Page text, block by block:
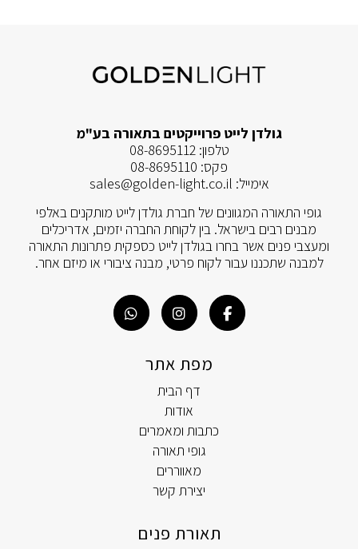
גולדן לייט פרוייקטים בתאורה בע"מ
טלפון:08-8695112
פקס: 08-8695110
אימייל: sales@golden-light.co.il
גופי התאורה המגוונים של חברת גולדן לייט מותקנים באלפי
מבנים רבים בישראל. בין לקוחת החברה יזמים, אדריכלים
ומעצבי פנים אשר בחרו בגולדן לייט כספקית פתרונות התאורה
למבנה שתכננו עבור לקוח פרטי, מבנה ציבורי או מיזם אחר.
מפת אתר
דף הבית
אודות
כתבות ומאמרים
גופי תאורה
מאווררים
יצירת קשר
תאורת פנים